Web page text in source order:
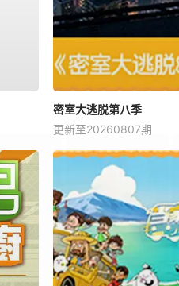
密室大逃脱第八季
更新至20260807期